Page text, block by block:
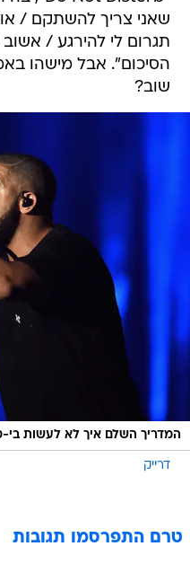
שאני צריך להשתקם /
הסיכום". אבל מישהו
שוב?
המדריך השלם איך לא לעשות בי-
דרייק
טרם התפרסמו תגובות